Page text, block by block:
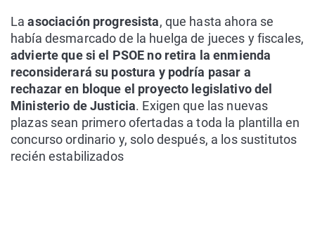
Laasociación progresista, que hasta ahora se
había desmarcado de la huelga de jueces y fiscales,
advierte que si el PSOE no retira la enmienda
reconsiderará su postura y podría pasar a
rechazar en bloque el proyecto legislativo del
Ministerio de Justicia. Exigen que las nuevas
plazas sean primero ofertadas a toda la plantilla en
concurso ordinario y, solo después, a los sustitutos
recién estabilizados